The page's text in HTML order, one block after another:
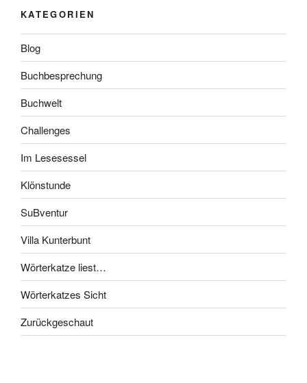
KATEGORIEN
Blog
Buchbesprechung
Buchwelt
Challenges
Im Lesesessel
Klönstunde
SuBventur
Villa Kunterbunt
Wörterkatze liest…
Wörterkatzes Sicht
Zurückgeschaut